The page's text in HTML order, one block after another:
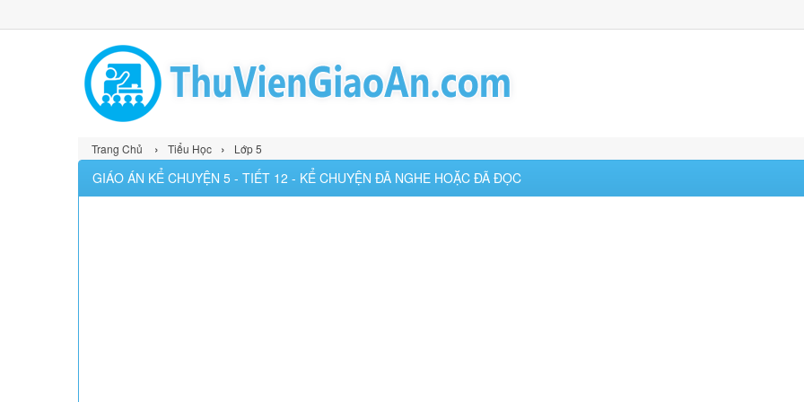
Trang Chủ › Tiểu Học › Lớp 5
GIÁO ÁN KỂ CHUYỆN 5 - TIẾT 12 - KỂ CHUYỆN ĐÃ NGHE HOẶC ĐÃ ĐỌC